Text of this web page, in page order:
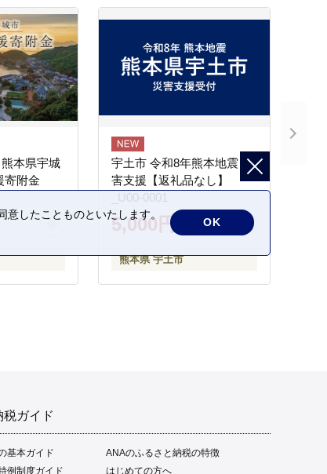
熊本県宇城
寄附金
宇土市 令和8年熊本地震 災
害支援【返礼品なし】
_U00-0001
5,000円
熊本県 宇土市
ガイド
基本ガイド
ANAのふるさと納税の特徴
例制度ガイド
はじめての方へ
意したことものといたします。
OK